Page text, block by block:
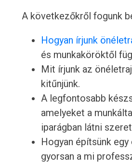
A következőkről fogunk
Hogyan írjunk
és munkaköröktől
Mit írjunk az
kitűnjünk.
A legfontosabb
amelyeket a
iparágban látni
Hogyan építsünk
gyorsan a mi